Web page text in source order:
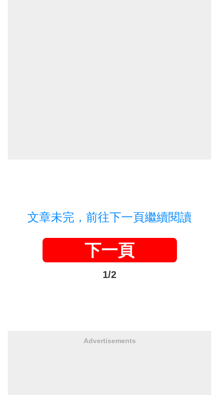
文章未完，前往下一頁繼續閱讀
下一頁
1/2
Advertisements